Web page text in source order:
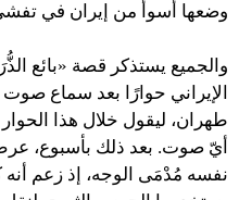
وضعها أسوأ من إيران في تفشي
والجميع يستذكر قصة «بائع
الإيراني حوارًا بعد سماع
طهران، ليقول خلال هذا
أيّ صوت. بعد ذلك بأسبوع،
نفسه مُدْمَى الوجه، إذ زعم